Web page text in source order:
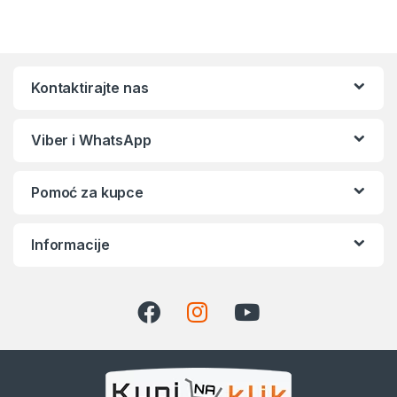
Kontaktirajte nas
Viber i WhatsApp
Pomoć za kupce
Informacije